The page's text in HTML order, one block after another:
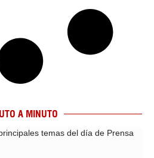
A MINUTO
temas del día de Prensa